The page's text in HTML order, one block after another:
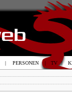
| PERSONEN | TV |